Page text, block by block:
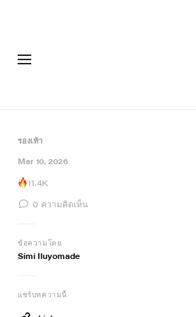
รองเท้า
Mar 10, 2026
11.4K
0 ความคิดเห็น
ข้อความโดย
Simi Iluyomade
แชร์บทความนี้